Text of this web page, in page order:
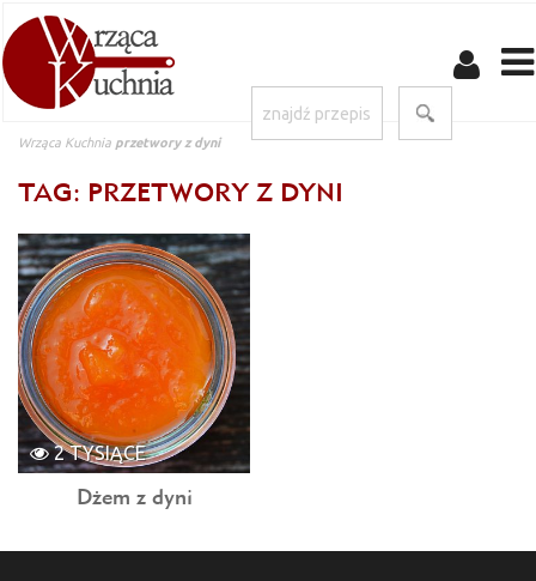
Wrząca Kuchnia przetwory z dyni
TAG: PRZETWORY Z DYNI
2 TYSIĄCE
Dżem z dyni